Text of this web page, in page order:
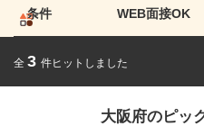
条件 WEB面接OK
全 3 件ヒットしました
大阪府のピッ